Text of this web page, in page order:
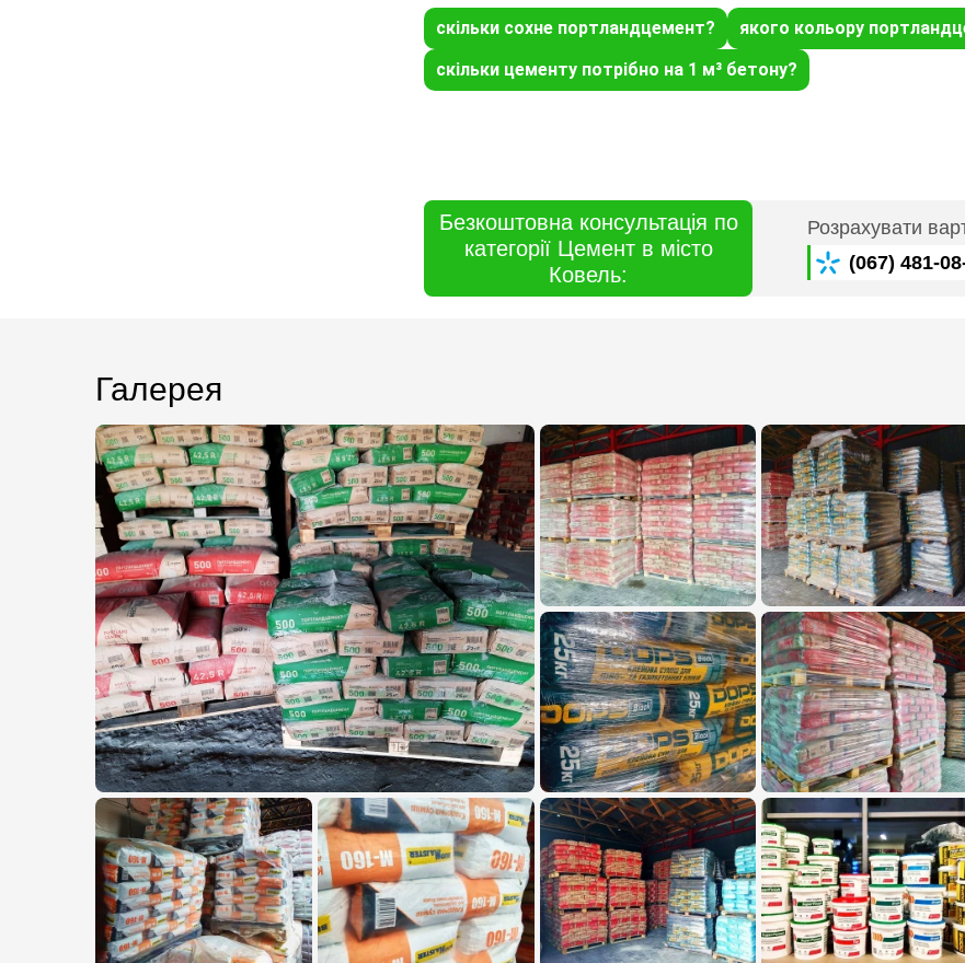
скільки сохне портландцемент?
якого кольору
скільки цементу потрібно на 1 м³ бетону?
Безкоштовна консультація по
категорії Цемент в місто
Ковель:
Розрахувати
(067) 481-
Галерея